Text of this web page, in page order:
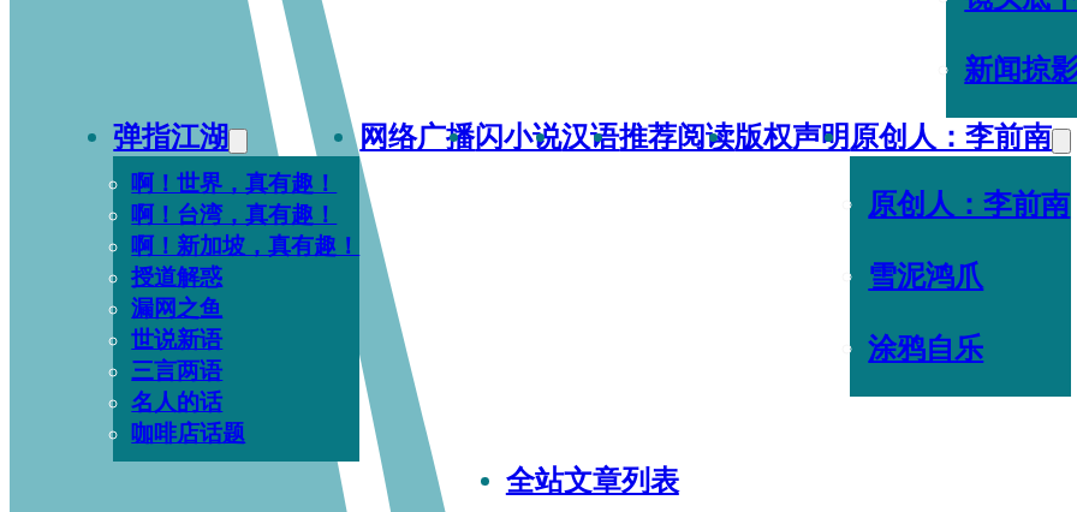
新闻掠
弹指江湖
啊！世界，真有趣！
啊！台湾，真有趣！
啊！新加坡，真有趣！
授道解惑
漏网之鱼
世说新语
三言两语
名人的话
咖啡店话题
网络广播闪小说汉语推荐阅读版权声明 原创人：李前南
原创人：李前南
雪泥鸿爪
涂鸦自乐
全站文章列表